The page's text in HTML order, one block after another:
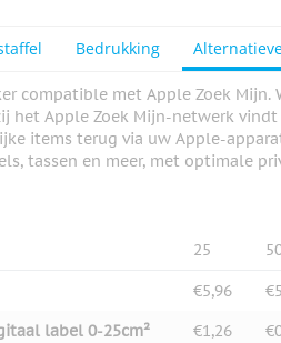
Bedrukking
compatible met Apple Zoek
het Apple Zoek Mijn-netwerk
items terug via uw Apple-
tassen en meer, met optimale
25
€5,96
label 0-25cm²
€1,26